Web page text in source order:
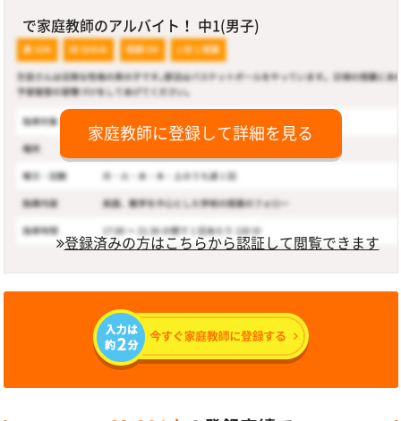
で家庭教師のアルバイト！ 中1(男子)
家庭教師に登録して詳細を見る
登録済みの方はこちらから認証して閲覧できます